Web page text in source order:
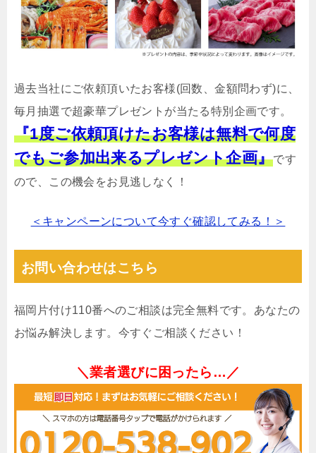
過去当社にご依頼頂いたお客様(回数、金額問わず)に、
毎月抽選で超豪華プレゼントが当たる特別企画です。
『1度ご依頼頂けたお客様は無料で何度
でもご参加出来るプレゼント企画』です
ので、この機会をお見逃しなく！
＜キャンペーンについて今すぐ確認してみる！＞
お問い合わせはこちら
福岡片付け110番へのご相談は完全無料です。あなたの
お悩み解決します。今すぐご相談ください！
＼業者選びに困ったら…／